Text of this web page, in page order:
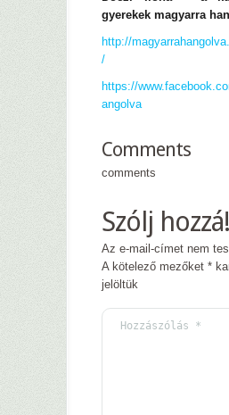
gyerekek magyarra
http://
/
https://
angolva
Comments
comments
Szólj hozzá!
Az e-mail-címet nem
A kötelező mezőket *
jelöltük